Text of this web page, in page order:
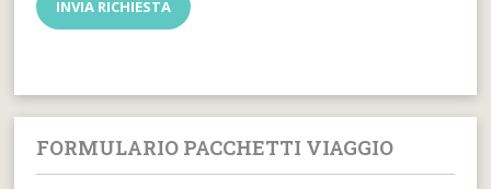
FORMULARIO PACCHETTI VIAGGIO